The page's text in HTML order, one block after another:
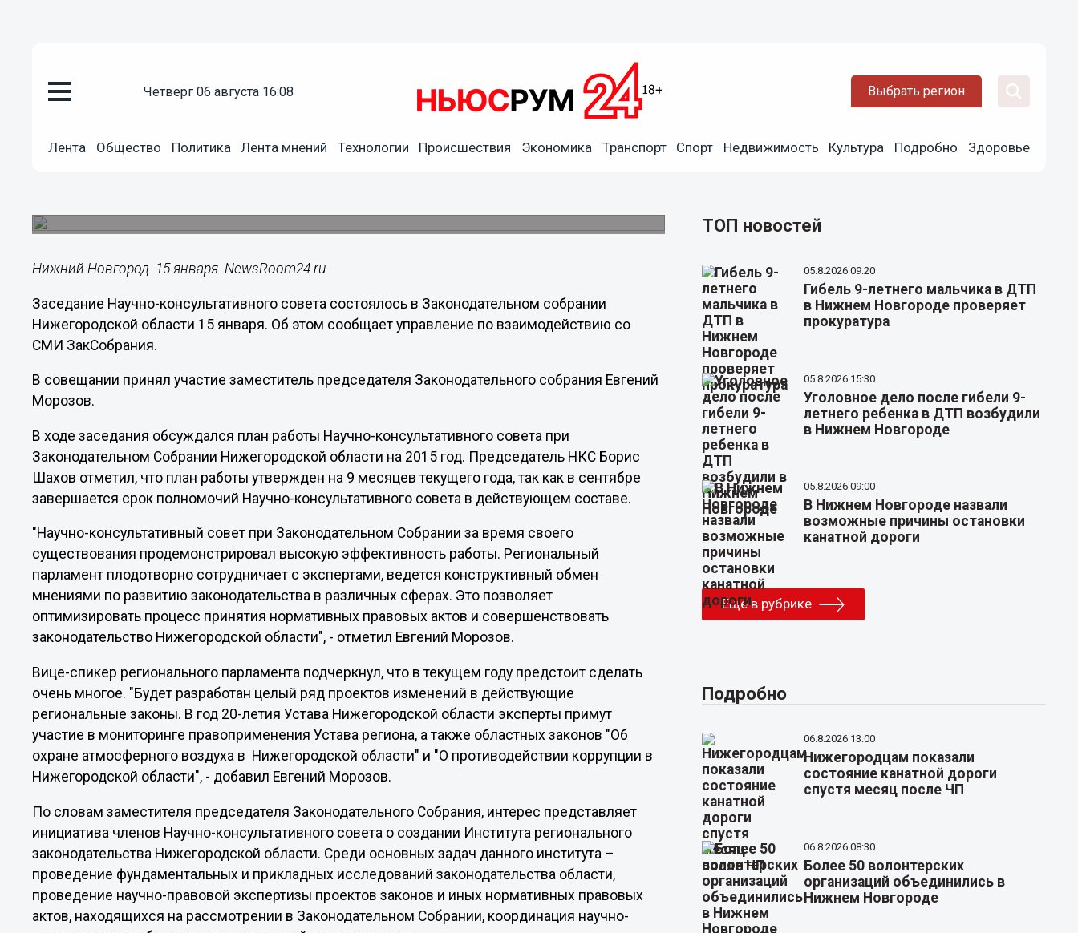
четверг 06 августа 16:08 Выбрать регион
Лента Общество Политика Лента мнений Технологии Происшествия Экономика Транспорт Спорт Недвижимость Культура Подробно Здоровье
Мониторинг правоприменения Устава Нижегородской
Нижний Новгород. 15 января. NewsRoom24.ru -
Заседание Научно-консультативного совета состоялось в Законодательном собрании
Нижегородской области 15 января. Об этом сообщает управление по взаимодействию со
СМИ ЗакСобрания.
В совещании принял участие заместитель председателя Законодательного собрания Евгений
Морозов.
В ходе заседания обсуждался план работы Научно-консультативного совета при
Законодательном Собрании Нижегородской области на 2015 год. Председатель НКС Борис
Шахов отметил, что план работы утвержден на 9 месяцев текущего года, так как в сентябре
завершается срок полномочий Научно-консультативного совета в действующем составе.
"Научно-консультативный совет при Законодательном Собрании за время своего
существования продемонстрировал высокую эффективность работы. Региональный
парламент плодотворно сотрудничает с экспертами, ведется конструктивный обмен
мнениями по развитию законодательства в различных сферах. Это позволяет
оптимизировать процесс принятия нормативных правовых актов и совершенствовать
законодательство Нижегородской области", - отметил Евгений Морозов.
Вице-спикер регионального парламента подчеркнул, что в текущем году предстоит сделать
очень многое. "Будет разработан целый ряд проектов изменений в действующие
региональные законы. В год 20-летия Устава Нижегородской области эксперты примут
участие в мониторинге правоприменения Устава региона, а также областных законов "Об
охране атмосферного воздуха в Нижегородской области" и "О противодействии коррупции в
Нижегородской области", - добавил Евгений Морозов.
По словам заместителя председателя Законодательного Собрания, интерес представляет
инициатива членов Научно-консультативного совета о создании Института регионального
законодательства Нижегородской области. Среди основных задач данного института –
проведение фундаментальных и прикладных исследований законодательства области,
проведение научно-правовой экспертизы проектов законов и иных нормативных правовых
актов, находящихся на рассмотрении в Законодательном Собрании, координация научно-
ТОП новостей
05.8.2026 09:20
Гибель 9-летнего мальчика в ДТП
в Нижнем Новгороде проверяет
прокуратура
05.8.2026 15:30
Уголовное дело после гибели 9-
летнего ребенка в ДТП возбудили
в Нижнем Новгороде
05.8.2026 09:00
В Нижнем Новгороде назвали
возможные причины остановки
канатной дороги
Еще в рубрике
Подробно
06.8.2026 13:00
Нижегородцам показали
состояние канатной дороги
спустя месяц после ЧП
06.8.2026 08:30
Более 50 волонтерских
организаций объединились в
Нижнем Новгороде